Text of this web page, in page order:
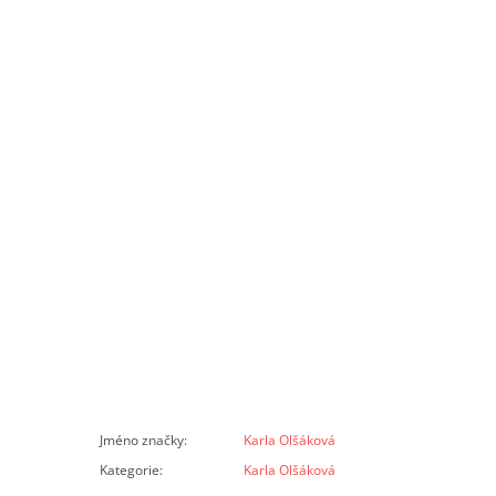
Jméno značky:
Karla Olšáková
Kategorie: Karla Olšáková